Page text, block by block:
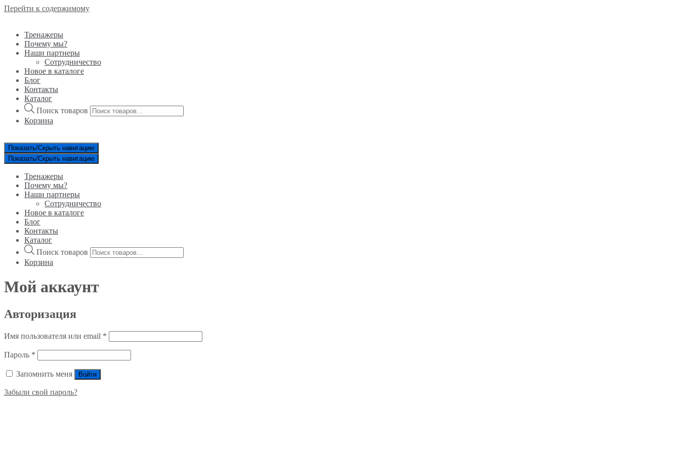
Перейти к содержимому
Тренажеры
Почему мы?
Наши партнеры
Сотрудничество
Новое в каталоге
Блог
Контакты
Каталог
Поиск товаров
Корзина
Показать/Скрыть навигацию
Показать/Скрыть навигацию
Тренажеры
Почему мы?
Наши партнеры
Сотрудничество
Новое в каталоге
Блог
Контакты
Каталог
Поиск товаров
Корзина
Мой аккаунт
Авторизация
Имя пользователя или email *
Пароль *
Запомнить меня Войти
Забыли свой пароль?